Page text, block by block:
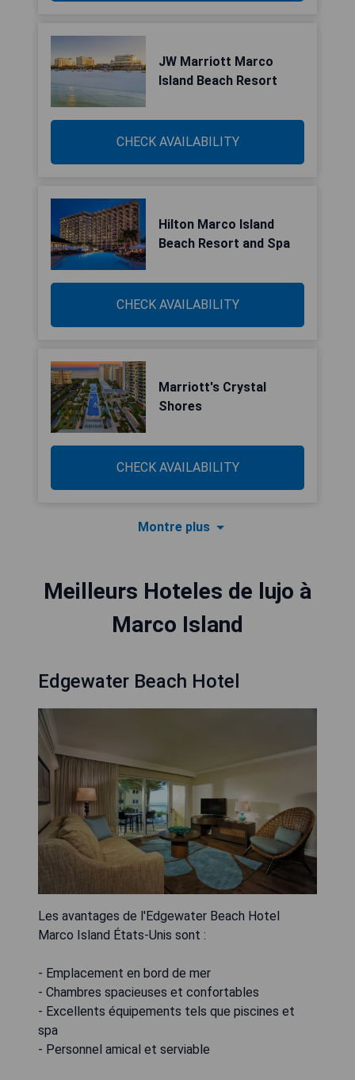
JW Marriott Marco
Island Beach Resort
CHECK AVAILABILITY
Hilton Marco Island
Beach Resort and Spa
CHECK AVAILABILITY
Marriott's Crystal
Shores
CHECK AVAILABILITY
Montre plus
Meilleurs Hoteles de lujo à
Marco Island
Edgewater Beach Hotel
Les avantages de l'Edgewater Beach Hotel
Marco Island États-Unis sont :
- Emplacement en bord de mer
- Chambres spacieuses et confortables
- Excellents équipements tels que piscines et
spa
- Personnel amical et serviable